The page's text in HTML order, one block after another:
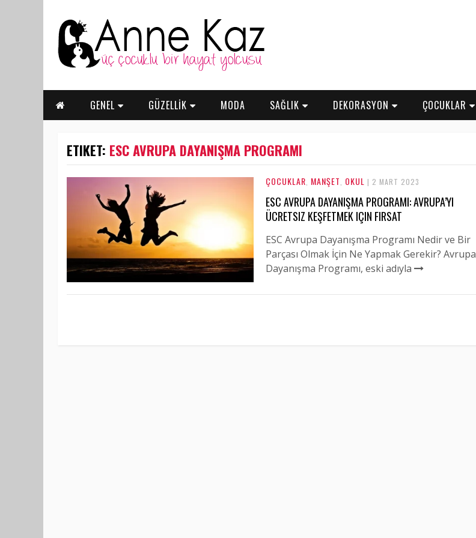
GENEL GÜZELLİK MODA SAĞLIK DEKORASYON ÇOCUKLAR
ETIKET: ESC AVRUPA DAYANIŞMA PROGRAMI
ÇOCUKLAR MANŞET OKUL | 2 MART 2023
ESC AVRUPA DAYANIŞMA PROGRAMI: AVRUPA’YI
ÜCRETSIZ KEŞFETMEK IÇIN FIRSAT
ESC Avrupa Dayanışma Programı Nedir ve Bir
Parçası Olmak İçin Ne Yapmak Gerekir? Avrupa
Dayanışma Programı, eski adıyla